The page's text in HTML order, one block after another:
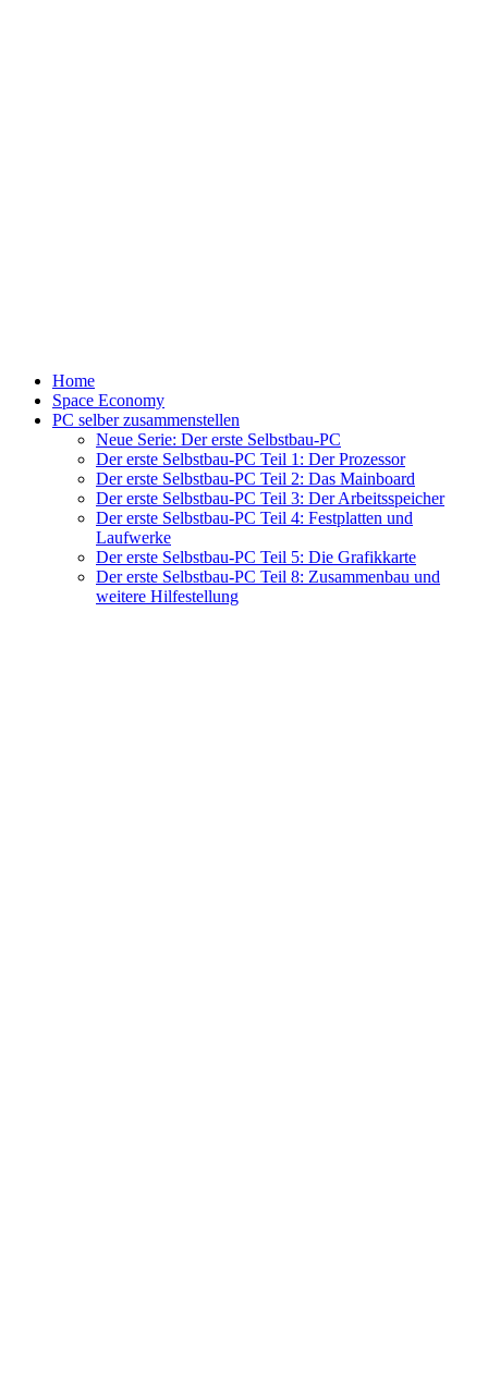
Home
Space Economy
PC selber zusammenstellen
Neue Serie: Der erste Selbstbau-PC
Der erste Selbstbau-PC Teil 1: Der Prozessor
Der erste Selbstbau-PC Teil 2: Das Mainboard
Der erste Selbstbau-PC Teil 3: Der Arbeitsspeicher
Der erste Selbstbau-PC Teil 4: Festplatten und
Laufwerke
Der erste Selbstbau-PC Teil 5: Die Grafikkarte
Der erste Selbstbau-PC Teil 8: Zusammenbau und
weitere Hilfestellung